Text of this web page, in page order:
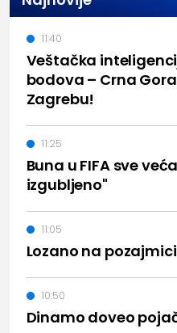
Veštačka
bodova – Crna
Zagrebu!
11:40
Buna u FIFA sve
izgubljeno"
11:25
Lozano na
11:05
Dinamo doveo
10:50